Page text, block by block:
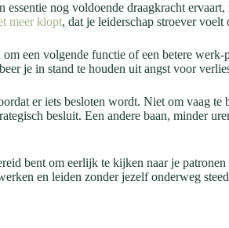
essentie nog voldoende draagkracht
meer klopt, dat je leiderschap stroever
een volgende functie of een betere
je in stand te houden uit angst voor
er iets besloten wordt. Niet om vaag
besluit. Een andere baan, minder
bent om eerlijk te kijken naar je
en leiden zonder jezelf onderweg